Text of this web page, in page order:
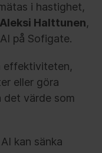
i hastighet,
Aleksi Halttunen,
på Sofigate.
effektiviteten,
eller göra
det värde som
kan sänka